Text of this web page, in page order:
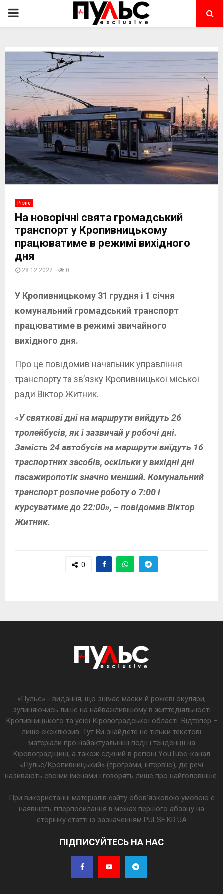
PRIMARY
Різне
На новорічні свята громадський
транспорт у Кропивницькому
працюватиме в режимі вихідного
дня
28.12.2022 0
У Кропивницькому 31 грудня і 1 січня
комунальний громадський транспорт
працюватиме в режимі звичайного
вихідного дня.
Про це повідомив начальник управління
транспорту та зв’язку Кропивницької міської
ради Віктор Житник.
«У святкові дні на маршрути вийдуть 26
тролейбусів, як і зазвичай у робочі дні.
Замість 24 автобусів на маршрути виїдуть 16
траспортних засобів, оскільки у вихідні дні
пасажиропотік значно менший. Комунальний
транспорт розпочне роботу о 7:00 і
курсуватиме до 22:00», – повідомив Віктор
Житник.
0
«Пульс» - видання, що знімає маски й рожеві окуляри,
зупиняючись лише на найважливішому в життєдіяльності
Кропивницького та усієї Кіровоградської області. Відтепер –
лише ексклюзив. Тут Ви знайдете не тільки текстові
матеріали про найактуальніші події і тенденції на
Кіровоградщині, а також єдиний в регіоні YouTube-канал
«Пульс/Кропивницький» (програми, інтерв’ю), де речі
називають своїми іменами і говорять лише про найголовніше.
При використанні матеріалів сайту обов'язковою умовою є
наявність гіперпосилання в межах першого абзацу на
сторінку статті із зазначенням PULSE.KR.UA
ПІДПИСУЙТЕСЬ НА НАС